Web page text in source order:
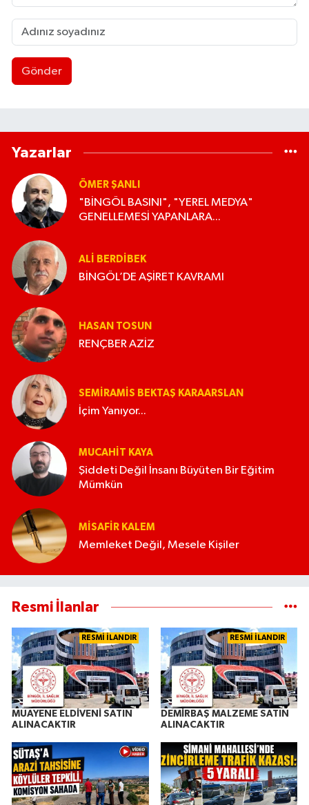
Gönder
Yazarlar
ÖMER ŞANLI
"BİNGÖL BASINI", "YEREL MEDYA"
GENELLEMESİ YAPANLARA...
ALI BERDIBEK
BİNGÖL’DE AŞİRET KAVRAMI
HASAN TOSUN
RENÇBER AZİZ
SEMIRAMIS BEKTAŞ KARAARSLAN
İçim Yanıyor...
MUCAHIT KAYA
Şiddeti Değil İnsanı Büyüten Bir Eğitim
Mümkün
MISAFIR KALEM
Memleket Değil, Mesele Kişiler
Resmi İlanlar
RESMİ İLANDIR
MUAYENE ELDİVENİ SATIN
ALINACAKTIR
RESMİ İLANDIR
DEMİRBAŞ MALZEME SATIN
ALINACAKTIR